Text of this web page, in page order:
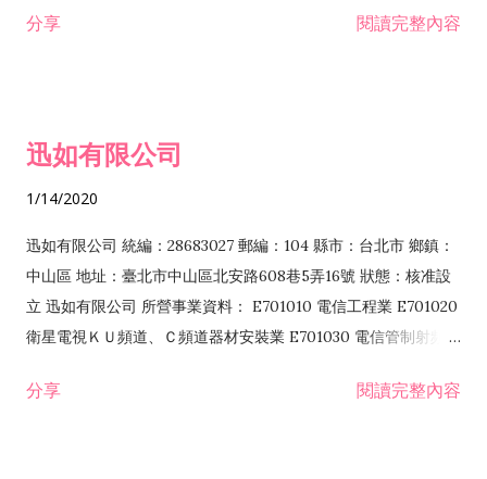
分享 閱讀完整內容
迅如有限公司
1/14/2020
迅如有限公司 統編：28683027 郵編：104 縣市：台北市 鄉鎮：
中山區 地址：臺北市中山區北安路608巷5弄16號 狀態：核准設
立 迅如有限公司 所營事業資料： E701010 電信工程業 E701020
衛星電視ＫＵ頻道、Ｃ頻道器材安裝業 E701030 電信管制射頻器
程業 I102010 投資顧問業 I301010 資訊軟體服務業 I301030 電
分享 閱讀完整內容